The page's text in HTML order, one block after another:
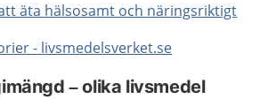
äta hälsosamt och näringsriktigt
- livsmedelsverket.se
– olika livsmedel